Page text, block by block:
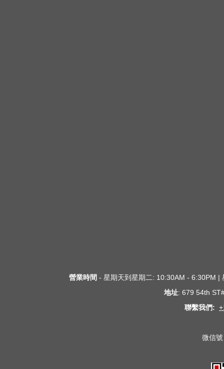
營業時間 - 星期天到星期二: 10:30AM - 6:30PM |
地址: 679 54th
聯繫我們:
微信